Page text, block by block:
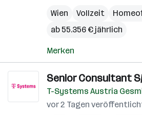
Wien
Vollzeit
ab 55.356 € jährlich
Merken
Senior Consultant
T-Systems Austria
vor 2 Tagen